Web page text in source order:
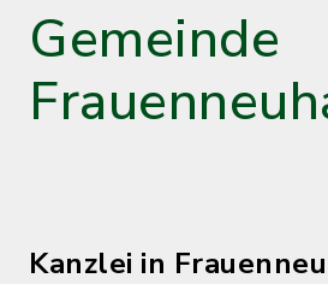
Gemeinde
Kanzlei in